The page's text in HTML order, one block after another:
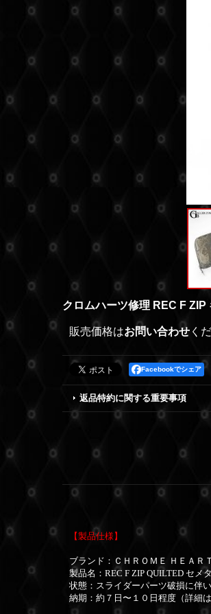
クロムハーツ修理 REC F
販売価格はお問い合わせ く
Facebookでシェア
返品特約に関する重要事項
【製品仕様】
ブランド： ＣＨＲＯＭＥ ＨＥＡＲ
製品名： REC F ZIP QUILTED セメ
状態：スライダーパーツ破損に伴
納期：約７日〜１０日程度（詳細